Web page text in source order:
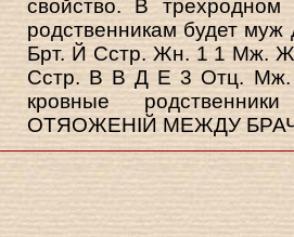
свойство. В
родственникам будет
Брт. Й Сстр. Жн. 1 1 Мж.
Сстр. В В Д Е 3 Отц. Мж.
кровные
ОТЯОЖЕНІЙ МЕЖДУ